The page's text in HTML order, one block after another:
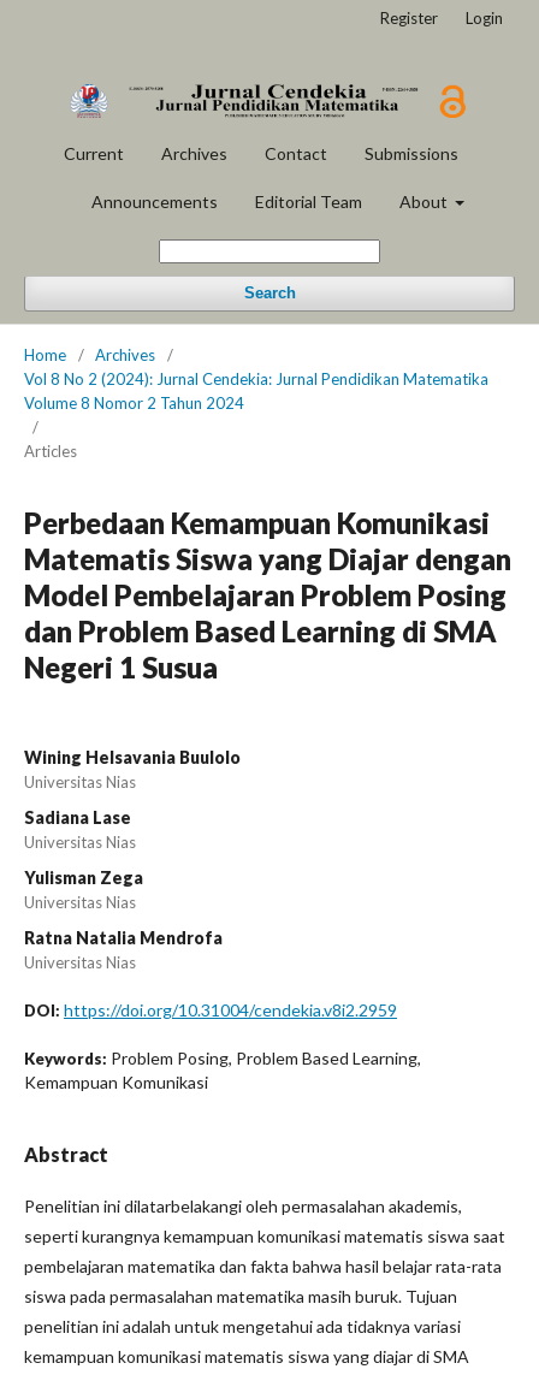
Current Archives Contact Submissions
Announcements Editorial Team About
Search
Register Login
Home / Archives
/
Vol 8 No 2 (2024): Jurnal Cendekia: Jurnal Pendidikan Matematika
Volume 8 Nomor 2 Tahun 2024
/
Articles
Perbedaan Kemampuan Komunikasi
Matematis Siswa yang Diajar dengan
Model Pembelajaran Problem Posing
dan Problem Based Learning di SMA
Negeri 1 Susua
Wining Helsavania Buulolo
Universitas Nias
Sadiana Lase
Universitas Nias
Yulisman Zega
Universitas Nias
Ratna Natalia Mendrofa
Universitas Nias
DOI: https://doi.org/10.31004/cendekia.v8i2.2959
Keywords: Problem Posing, Problem Based Learning,
Kemampuan Komunikasi
Abstract
Penelitian ini dilatarbelakangi oleh permasalahan akademis,
seperti kurangnya kemampuan komunikasi matematis siswa saat
pembelajaran matematika dan fakta bahwa hasil belajar rata-rata
siswa pada permasalahan matematika masih buruk. Tujuan
penelitian ini adalah untuk mengetahui ada tidaknya variasi
kemampuan komunikasi matematis siswa yang diajar di SMA